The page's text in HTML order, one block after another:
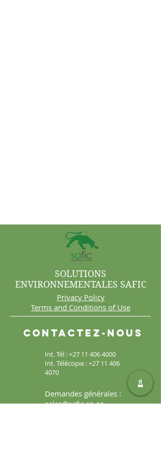
Int. Tél :+27 11 406 4000
Int. Télécopie :+27 11 406
4070
Contactez-nous
Demandes générales :
sales@safic.co.za
SOLUTIONS
ENVIRONNEMENTALES SAFIC
Privacy Policy
Terms and Conditions of Use